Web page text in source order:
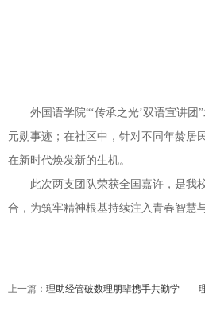
外国语学院“‘传承之光’双语宣讲
元勋事迹；在社区中，针对不同年龄居
在新时代焕发新的生机。
此次两支团队荣获全国嘉许，是我
合，为筑牢精神根基持续注入青春智慧
上一篇： 理助经管破数理朋辈携手共勤学——